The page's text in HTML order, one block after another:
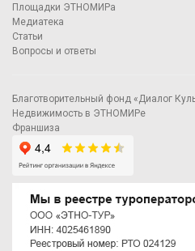
Площадки ЭТНОМИРа
Медиатека
Статьи
Вопросы и ответы
Благотворительный фонд «Диалог
Недвижимость в ЭТНОМИРе
Франшиза